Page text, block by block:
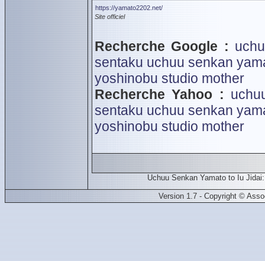
https://yamato2202.net/
Site officiel
Recherche Google :
sentaku uchuu senkan
yoshinobu studio mother
Recherche Yahoo :
sentaku uchuu senkan
yoshinobu studio mother
Uchuu Senkan Yamato to Iu
Version 1.7 - Copyright ©